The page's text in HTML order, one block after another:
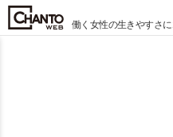
働く女性の生きやすさに